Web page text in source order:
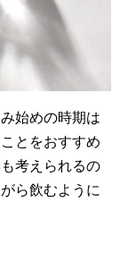
始めの時期は
とをおすすめ
考えられるの
ら飲むように